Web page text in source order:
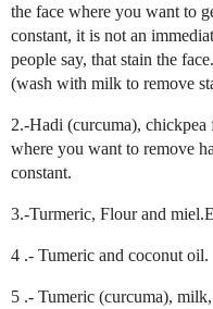
the face where you want to
constant, it is not an
people say, that stain the face.
(wash with milk to remove
2.-Hadi (curcuma),
where you want to remove
constant.
3.-Turmeric, Flour and
4 .- Tumeric and coconut oil.
5 .- Tumeric (curcuma),